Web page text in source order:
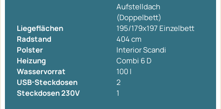
Aufstelldach
(Doppelbett)
Liegeflächen
195/179x197 Einzelbett
Radstand
404 cm
Polster
Interior Scandi
Heizung
Combi 6 D
Wasservorrat
100 l
USB-Steckdosen
2
Steckdosen 230V
1